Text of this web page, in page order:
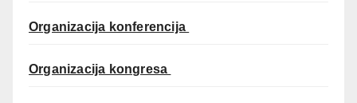
Organizacija konferencija
Organizacija kongresa